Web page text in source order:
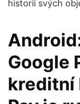
historii svých
Google
kreditní